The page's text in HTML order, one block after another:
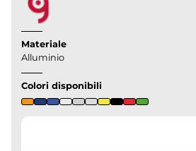
Materiale
Alluminio
Colori disponibili